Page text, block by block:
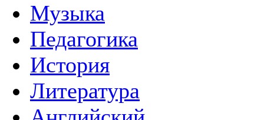
Музыка
Педагогика
История
Литература